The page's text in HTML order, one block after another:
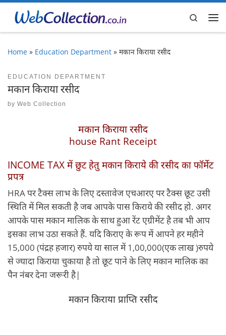
Skip to content
Search
Home » Education Department » मकान किराया रसीद
EDUCATION DEPARTMENT
मकान किराया रसीद
by Web Collection
मकान किराया रसीद
house Rant Receipt
INCOME TAX में छुट हेतु मकान किराये की रसीद का फॉर्मेट
प्रपत्र
HRA पर टैक्स लाभ के लिए दस्तावेज एचआरए पर टैक्स छूट उसी
स्थिति में मिल सकती है जब आपके पास किराये की रसीद हो. अगर
आपके पास मकान मालिक के साथ हुआ रेंट एग्रीमेंट है तब भी आप
इसका लाभ उठा सकते हैं. यदि किराए के रूप में आपने हर महीने
15,000 (पंद्रह हजार) रुपये या साल में 1,00,000(एक लाख )रुपये
से ज्यादा किराया चुकाया है तो छूट पाने के लिए मकान मालिक का
पैन नंबर देना जरूरी है|
मकान किराया प्राप्ति रसीद